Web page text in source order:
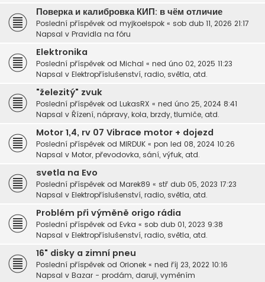
Поверка и калибровка КИП: в чём отличие
Poslední příspěvek od myjkoelspok « sob dub 11, 2026 21:17
Napsal v Pravidla na fóru
Elektronika
Poslední příspěvek od Michal « ned úno 02, 2025 11:23
Napsal v Elektropříslušenství, radio, světla, atd.
"železitý" zvuk
Poslední příspěvek od LukasRX « ned úno 25, 2024 8:41
Napsal v Řízení, nápravy, kola, brzdy, tlumiče, atd.
Motor 1,4, rv 07 Vibrace motor + dojezd
Poslední příspěvek od MIRDUK « pon led 08, 2024 10:26
Napsal v Motor, převodovka, sání, výfuk, atd.
svetla na Evo
Poslední příspěvek od Marek89 « stř dub 05, 2023 17:23
Napsal v Elektropříslušenství, radio, světla, atd.
Problém při výměně origo rádia
Poslední příspěvek od Evka « sob dub 01, 2023 9:38
Napsal v Elektropříslušenství, radio, světla, atd.
16" disky a zimní pneu
Poslední příspěvek od Orionek « ned říj 23, 2022 10:16
Napsal v Bazar - prodám, daruji, vyměním